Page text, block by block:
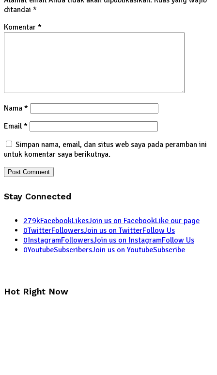
ditandai *
Komentar *
Nama *
Email *
Simpan nama, email, dan situs web saya pada peramban ini
untuk komentar saya berikutnya.
Stay Connected
279kFacebookLikesJoin us on FacebookLike our page
0TwitterFollowersJoin us on TwitterFollow Us
0InstagramFollowersJoin us on InstagramFollow Us
0YoutubeSubscribersJoin us on YoutubeSubscribe
Hot Right Now